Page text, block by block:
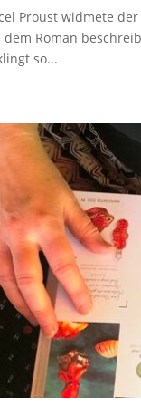
Proust widmete
Roman
so...